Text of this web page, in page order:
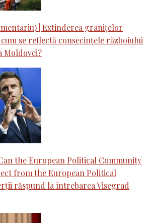
| Extinderea granițelor
se reflectă consecințele războiului
Moldovei?
the European Political Community
from the European Political
răspund la întrebarea Visegrad